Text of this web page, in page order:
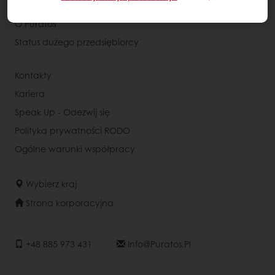
Wiedza o konsumentach
O Puratos
Status dużego przedsiębiorcy
Kontakty
Kariera
Speak Up - Odezwij się
Polityka prywatności RODO
Ogólne warunki współpracy
Wybierz kraj
Strona korporacyjna
+48 885 973 431 Info@puratos.pl